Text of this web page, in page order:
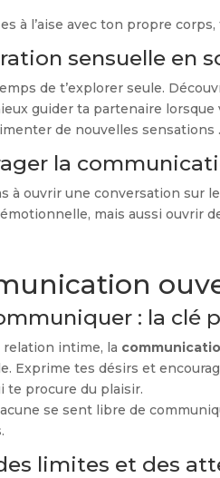
à l’aise avec ton propre
sensuelle en
de t’explorer seule.
guider ta partenaire
de nouvelles sensations
la
à ouvrir une conversation sur
mais aussi ouvrir
: la clé
intime, la
Exprime tes désirs et
te procure du plaisir.
se sent libre de
limites et des